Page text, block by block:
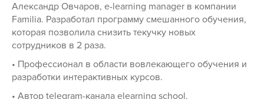
Александр Овчаров, e-learning manager в компании
Familia. Разработал программу смешанного обучения,
которая позволила снизить текучку новых
сотрудников в 2 раза.
• Профессионал в области вовлекающего обучения и
разработки интерактивных курсов.
• Автор telegram-канала elearning school.